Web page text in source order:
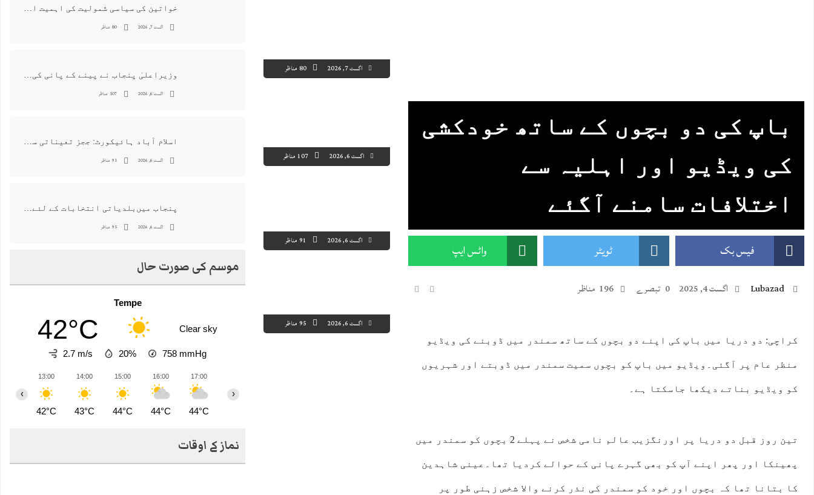
اگست 7, 2026 80 مناظر
اگست 6, 2026 107 مناظر
اگست 6, 2026 91 مناظر
اگست 6, 2026 95 مناظر
باپ کی دو بچوں کے ساتھ خودکشی
کی ویڈیو اور اہلیہ سے
اختلافات سامنے آگئے
فیس بک ٹویٹر واٹس ایپ
Lubazad اگست 4, 2025 0 تبصرے 196 مناظر
کراچی: دو دریا میں باپ کی اپنے دو بچوں کے ساتھ سمندر میں ڈوبنے کی ویڈیو
منظر عام پر آگئی۔ویڈیو میں باپ کو بچوں سمیت سمندر میں ڈوبتے اور شہریوں
کو ویڈیو بناتے دیکھا جاسکتا ہے۔
تین روز قبل دو دریا پر اورنگزیب عالم نامی شخص نے پہلے 2 بچوں کو سمندر میں
پھینکا اور پھر اپنے آپ کو بھی گہرے پانی کے حوالے کردیا تھا۔عینی شاہدین
کا بتانا تھا کہ بچوں اور خود کو سمندر کی نذر کرنے والا شخص زہنی طور پر
خواتین کی سیاسی شمولیت کی اہمیت اور فیصلہ سازی کے عمل میں فعال کردار
اگست 7, 2026 80 مناظر
وزیراعلیٰ پنجاب نے پینے کے پانی کی بوتل پر چارجز لگانے کی تجویز مستر دکر دی
اگست 6, 2026 107 مناظر
اسلام آباد ہائیکورٹ: ججز تعیناتی سمری منظور نہیں‌ ہونے کے خٌلاف فیصلہ محفوظ
اگست 6, 2026 91 مناظر
پنجاب میں‌بلدیاتی انتخابات کے لئے 12 ارب روپے سے زائد مختص کرنے کی منظوری
اگست 6, 2026 95 مناظر
موسم کی صورت حال
Tempe
42°C Clear sky
2.7 m/s 20% 758 mmHg
13:00
42°C
14:00
43°C
15:00
44°C
16:00
44°C
17:00
44°C
‹ ›
نماز کے اوقات